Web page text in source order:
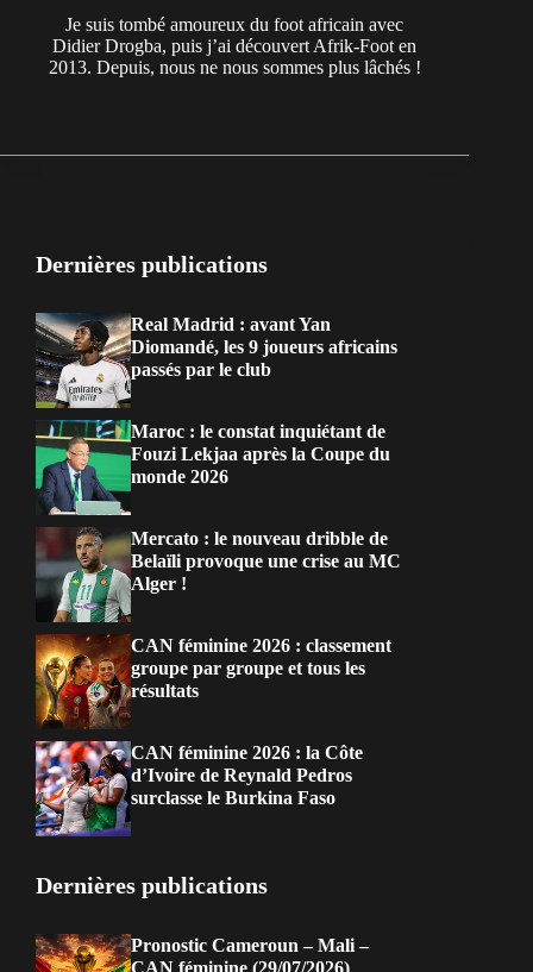
Je suis tombé amoureux du foot africain avec
Didier Drogba, puis j’ai découvert Afrik-Foot en
2013. Depuis, nous ne nous sommes plus lâchés !
Dernières publications
Real Madrid : avant Yan
Diomandé, les 9 joueurs africains
passés par le club
Maroc : le constat inquiétant de
Fouzi Lekjaa après la Coupe du
monde 2026
Mercato : le nouveau dribble de
Belaïli provoque une crise au MC
Alger !
CAN féminine 2026 : classement
groupe par groupe et tous les
résultats
CAN féminine 2026 : la Côte
d’Ivoire de Reynald Pedros
surclasse le Burkina Faso
Dernières publications
Pronostic Cameroun – Mali –
CAN féminine (29/07/2026)